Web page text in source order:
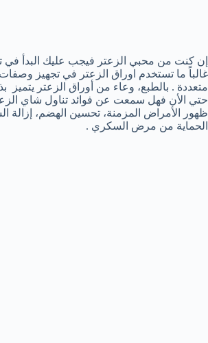
إن كنت من محبي الزعتر فيجب عليك البدأ في
غالباً ما تستخدم اوراق الزعتر في تجهيز
متعددة . بالطبع، وعاء من أوراق الزعتر
حتي الأن فهل سمعت عن فوائد تناول شاي
ظهور الأمراض المزمنة، تحسين الهضم، إزالة
الحماية من مرض السكري .